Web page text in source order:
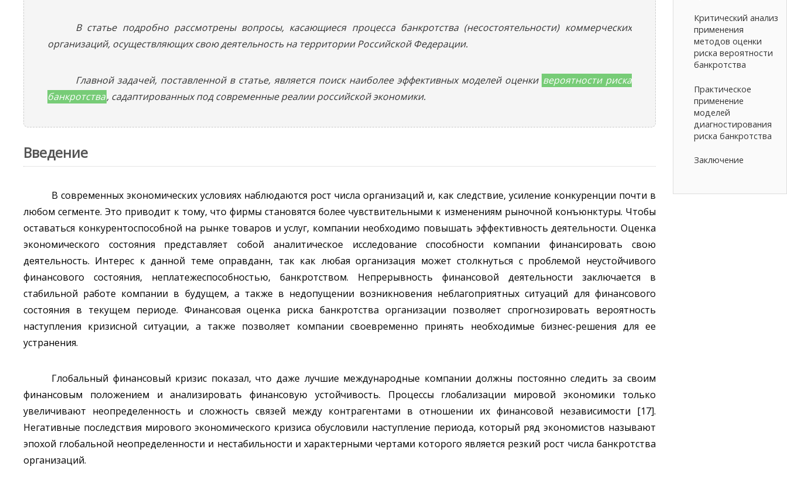
В статье подробно рассмотрены вопросы, касающиеся процесса банкротства (несостоятельности) коммерческих
организаций, осуществляющих свою деятельность на территории Российской Федерации.
Главной задачей, поставленной в статье, является поиск наиболее эффективных моделей оценки вероятности риска
банкротства, садаптированных под современные реалии российской экономики.
Введение
В современных экономических условиях наблюдаются рост числа организаций и, как следствие, усиление конкуренции почти в
любом сегменте. Это приводит к тому, что фирмы становятся более чувствительными к изменениям рыночной конъюнктуры. Чтобы
оставаться конкурентоспособной на рынке товаров и услуг, компании необходимо повышать эффективность деятельности. Оценка
экономического состояния представляет собой аналитическое исследование способности компании финансировать свою
деятельность. Интерес к данной теме оправданн, так как любая организация может столкнуться с проблемой неустойчивого
финансового состояния, неплатежеспособностью, банкротством. Непрерывность финансовой деятельности заключается в
стабильной работе компании в будущем, а также в недопущении возникновения неблагоприятных ситуаций для финансового
состояния в текущем периоде. Финансовая оценка риска банкротства организации позволяет спрогнозировать вероятность
наступления кризисной ситуации, а также позволяет компании своевременно принять необходимые бизнес-решения для ее
устранения.
Глобальный финансовый кризис показал, что даже лучшие международные компании должны постоянно следить за своим
финансовым положением и анализировать финансовую устойчивость. Процессы глобализации мировой экономики только
увеличивают неопределенность и сложность связей между контрагентами в отношении их финансовой независимости [17].
Негативные последствия мирового экономического кризиса обусловили наступление периода, который ряд экономистов называют
эпохой глобальной неопределенности и нестабильности и характерными чертами которого является резкий рост числа банкротства
организаций.
Критический анализ
применения
методов оценки
риска вероятности
банкротства
Практическое
применение
моделей
диагностирования
риска банкротства
Заключение